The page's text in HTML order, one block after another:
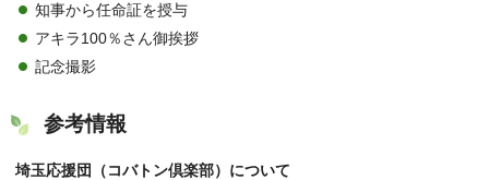
知事から任命証を授与
アキラ100％さん御挨拶
記念撮影
参考情報
埼玉応援団（コバトン倶楽部）について